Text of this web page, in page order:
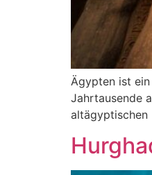
Ägypten ist
Jahrtausende
altägyptischen